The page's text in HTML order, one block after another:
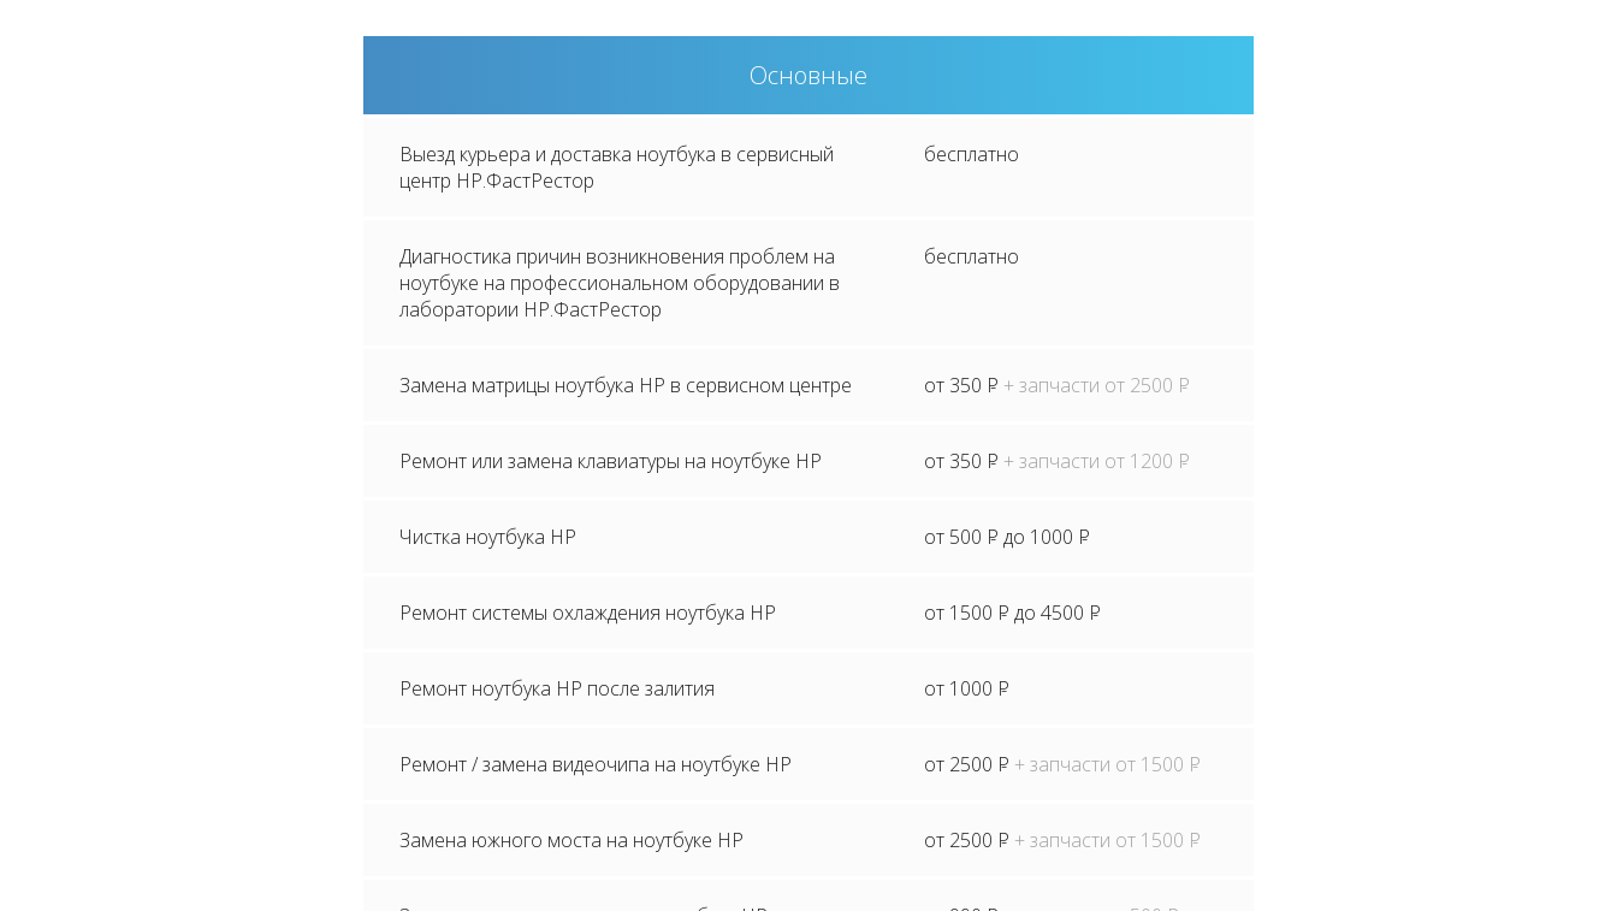
Основные
Выезд курьера и доставка ноутбука в сервисный
центр HP.ФастРестор
бесплатно
Диагностика причин возникновения проблем на
ноутбуке на профессиональном оборудовании в
лаборатории HP.ФастРестор
бесплатно
Замена матрицы ноутбука HP в сервисном центре от 350 P + запчасти от 2500 P
Ремонт или замена клавиатуры на ноутбуке HP от 350 P + запчасти от 1200 P
Чистка ноутбука HP от 500 P до 1000 P
Ремонт системы охлаждения ноутбука HP от 1500 P до 4500 P
Ремонт ноутбука HP после залития от 1000 P
Ремонт / замена видеочипа на ноутбуке HP от 2500 P + запчасти от 1500 P
Замена южного моста на ноутбуке HP от 2500 P + запчасти от 1500 P